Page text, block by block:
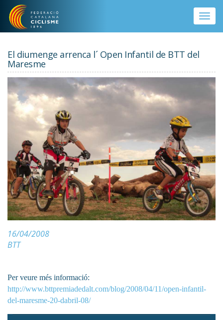
Vés al contingut
Toggle
El diumenge arrenca l´ Open Infantil de BTT del
Maresme
16/04/2008
BTT
Per veure més informació:
http://www.bttpremiadedalt.com/blog/2008/04/11/open-infantil-
del-maresme-20-dabril-08/